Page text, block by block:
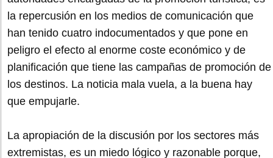
la repercusión en los medios de comunicación que
han tenido cuatro indocumentados y que pone en
peligro el efecto al enorme coste económico y de
planificación que tiene las campañas de promoción de
los destinos. La noticia mala vuela, a la buena hay
que empujarle.
La apropiación de la discusión por los sectores más
extremistas, es un miedo lógico y razonable porque,